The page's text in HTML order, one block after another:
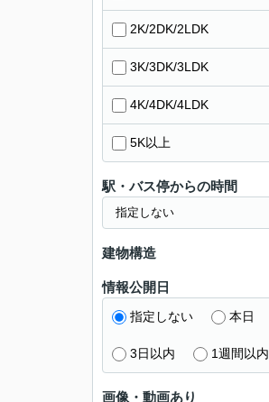
2K/2DK/2LDK
3K/3DK/3LDK
4K/4DK/4LDK
5K以上
駅・バス停からの時間
建物構造
情報公開日
指定しない 本日
3日以内 1週間以内
画像・動画あり